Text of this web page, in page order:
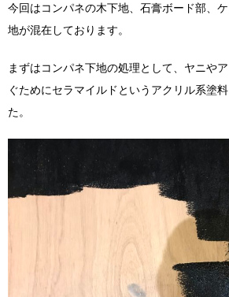
今回はコンパネの木下地、石膏ボード部、
地が混在しております。
まずはコンパネ下地の処理として、ヤニや
ぐためにセラマイルドというアクリル系塗
た。